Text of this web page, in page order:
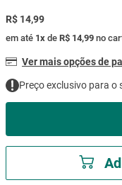
R$ 14,99
em até 1x de R$ 14,99 no
Ver mais opções de
Preço exclusivo para o